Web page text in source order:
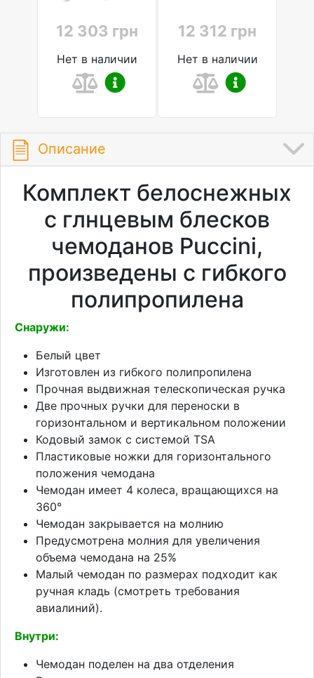
12 303 грн
Нет в наличии
12 312 грн
Нет в наличии
Описание
Комплект белоснежных
с глнцевым блесков
чемоданов Puccini,
произведены с гибкого
полипропилена
Снаружи:
Белый цвет
Изготовлен из гибкого полипропилена
Прочная выдвижная телескопическая ручка
Две прочных ручки для переноски в
горизонтальном и вертикальном положении
Кодовый замок с системой TSA
Пластиковые ножки для горизонтального
положения чемодана
Чемодан имеет 4 колеса, вращающихся на
360°
Чемодан закрывается на молнию
Предусмотрена молния для увеличения
объема чемодана на 25%
Малый чемодан по размерах подходит как
ручная кладь (смотреть требования
авиалиний).
Внутри:
Чемодан поделен на два отделения